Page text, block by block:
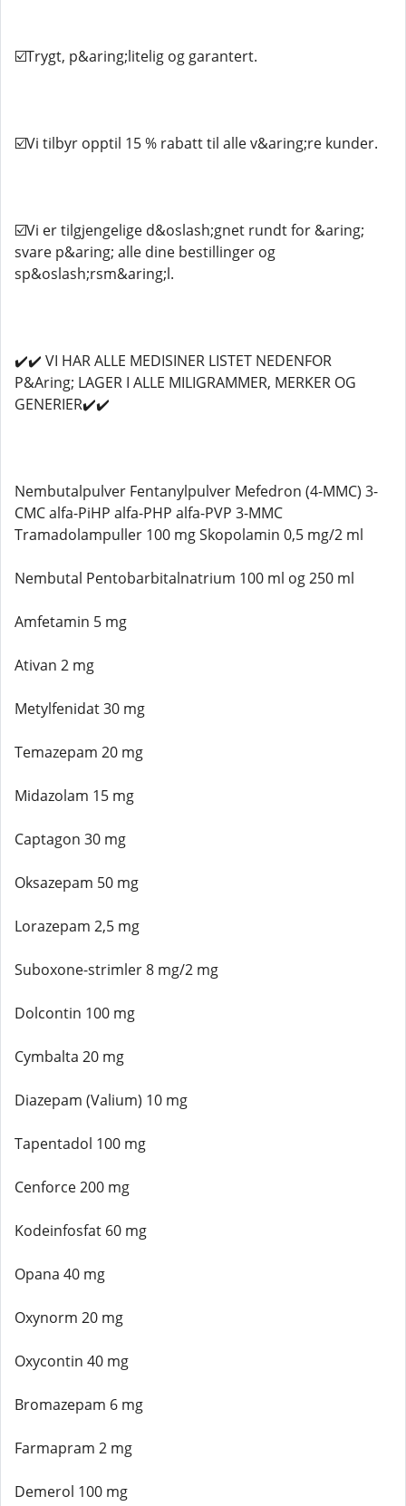
☑️Trygt, p&aring;litelig og garantert.
☑️Vi tilbyr opptil 15 % rabatt til alle v&aring;re kunder.
☑️Vi er tilgjengelige d&oslash;gnet rundt for &aring;
svare p&aring; alle dine bestillinger og
sp&oslash;rsm&aring;l.
✔️✔️ VI HAR ALLE MEDISINER LISTET NEDENFOR
P&Aring; LAGER I ALLE MILIGRAMMER, MERKER OG
GENERIER✔️✔️
Nembutalpulver Fentanylpulver Mefedron (4-MMC) 3-
CMC alfa-PiHP alfa-PHP alfa-PVP 3-MMC
Tramadolampuller 100 mg Skopolamin 0,5 mg/2 ml
Nembutal Pentobarbitalnatrium 100 ml og 250 ml
Amfetamin 5 mg
Ativan 2 mg
Metylfenidat 30 mg
Temazepam 20 mg
Midazolam 15 mg
Captagon 30 mg
Oksazepam 50 mg
Lorazepam 2,5 mg
Suboxone-strimler 8 mg/2 mg
Dolcontin 100 mg
Cymbalta 20 mg
Diazepam (Valium) 10 mg
Tapentadol 100 mg
Cenforce 200 mg
Kodeinfosfat 60 mg
Opana 40 mg
Oxynorm 20 mg
Oxycontin 40 mg
Bromazepam 6 mg
Farmapram 2 mg
Demerol 100 mg